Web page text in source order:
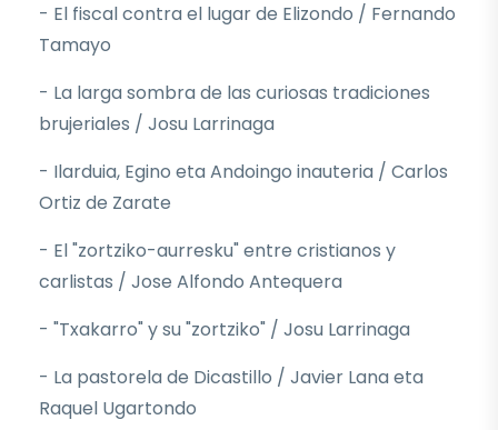
- El fiscal contra el lugar de Elizondo / Fernando
Tamayo
- La larga sombra de las curiosas tradiciones
brujeriales / Josu Larrinaga
- Ilarduia, Egino eta Andoingo inauteria / Carlos
Ortiz de Zarate
- El "zortziko-aurresku" entre cristianos y
carlistas / Jose Alfondo Antequera
- "Txakarro" y su "zortziko" / Josu Larrinaga
- La pastorela de Dicastillo / Javier Lana eta
Raquel Ugartondo